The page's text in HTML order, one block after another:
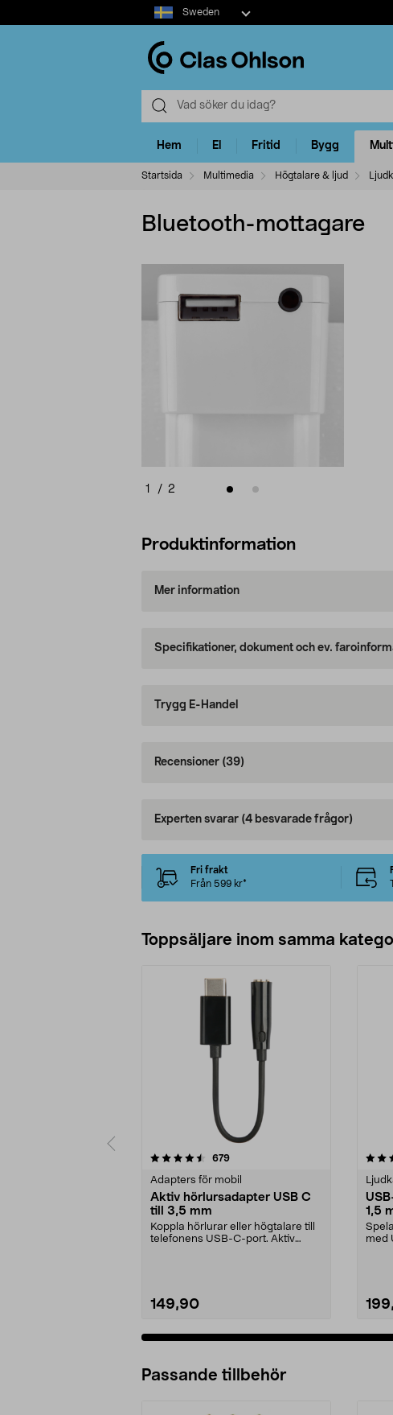
Select
market
Sweden
Hem El Fritid Bygg
Startsida Multimedia Högtalare & ljud
Bluetooth-mottagare
1 / 2
Produktinformation
Mer information
Specifikationer, dokument och ev.
Trygg E-Handel
Recensioner (39)
Experten svarar (4 besvarade frågor)
Fri frakt
Från 599 kr*
Toppsäljare inom samma
679recensioner
Adapters för mobil
Aktiv hörlursadapter USB C
till 3,5 mm
Koppla hörlurar eller högtalare till
telefonens USB-C-port. Aktiv
149,90
4.5 av 5 stjärnor
1,5
med
Passande tillbehör